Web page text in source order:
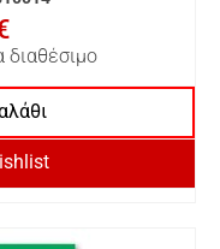
διαθέσιμο